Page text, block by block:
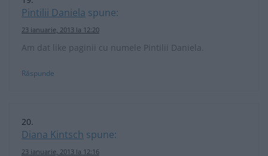
Pintilii Daniela spune:
23 ianuarie, 2013 la 12:20
Am dat like paginii cu numele Pintilii Daniela.
Răspunde
Diana Kintsch spune:
23 ianuarie, 2013 la 12:16